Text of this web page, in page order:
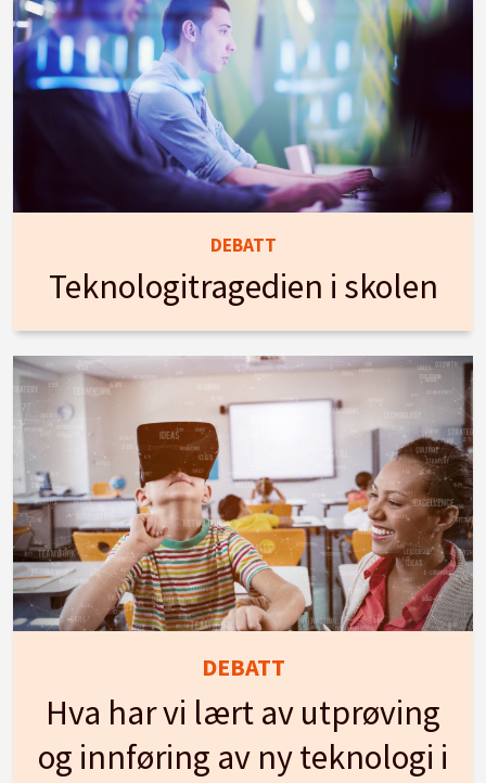
DEBATT
Teknologitragedien i skolen
DEBATT
Hva har vi lært av utprøving
og innføring av ny teknologi i